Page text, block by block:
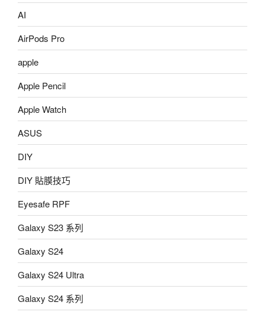
AI
AirPods Pro
apple
Apple Pencil
Apple Watch
ASUS
DIY
DIY 貼膜技巧
Eyesafe RPF
Galaxy S23 系列
Galaxy S24
Galaxy S24 Ultra
Galaxy S24 系列